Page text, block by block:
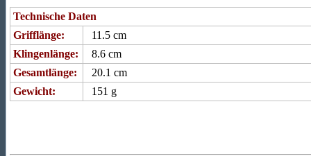
Technische Daten
Grifflänge:
11.5 cm
Klingenlänge:
8.6 cm
Gesamtlänge:
20.1 cm
Gewicht:
151 g